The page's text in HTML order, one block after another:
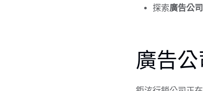
探索廣告公司
廣告